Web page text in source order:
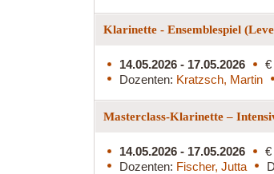
Klarinette - Ensemblespiel
14.05.2026 - 17.05.2026
€
Dozenten: Kratzsch, Martin
Masterclass-Klarinette –
14.05.2026 - 17.05.2026
€
Dozenten: Fischer, Jutta